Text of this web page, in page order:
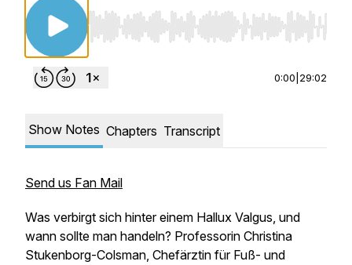
Use Left/Right to seek, Home/End to jump
0:00 29:02
Show Notes Chapters Transcript
Send us Fan Mail
Was verbirgt sich hinter einem Hallux Valgus, und
wann sollte man handeln? Professorin Christina
Stukenborg-Colsman, Chefärztin für Fuß- und